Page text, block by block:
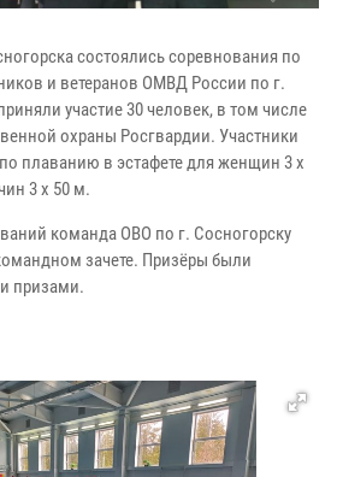
состоялись соревнования по
и ветеранов ОМВД России по г.
участие 30 человек, в том числе
охраны Росгвардии. Участники
плаванию в эстафете для женщин 3 х
3 х 50 м.
команда ОВО по г. Сосногорску
зачете. Призёры были
призами.